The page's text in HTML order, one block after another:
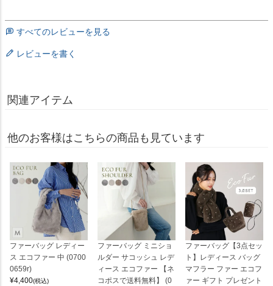
すべてのレビューを見る
レビューを書く
関連アイテム
他のお客様はこちらの商品も見ています
ファーバッグ レディー
ス エコファー 中 (0700
0659r)
¥4,400(税込)
ファーバッグ ミニショ
ルダー サコッシュ レデ
ィース エコファー 【ネ
コポスで送料無料】 (0
ファーバッグ【3点セッ
ト】レディース バッグ
マフラー ファー エコフ
ァー ギフト プレゼント